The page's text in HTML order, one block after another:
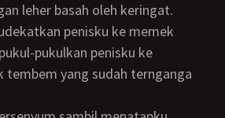
leher basah oleh keringat.
pukulkan penisku ke
tembem yang sudah ternganga